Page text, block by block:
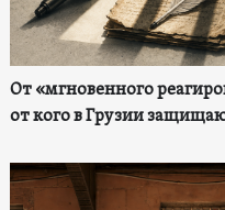
От «мгновенного
от кого в Грузии